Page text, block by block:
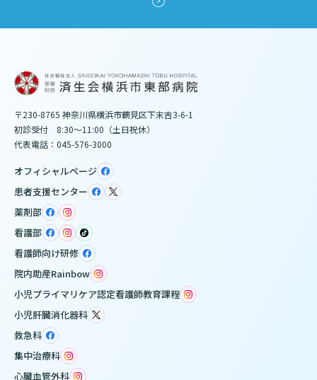
〒230-8765 神奈川県横浜市鶴見区下末吉3-6-1
初診受付 8:30～11:00（土日祝休）
代表電話：045-576-3000
オフィシャルページ
患者支援センター
薬剤部
看護部
看護師向け研修
院内助産Rainbow
小児プライマリケア認定看護師教育課程
小児肝臓消化器科
救急科
集中治療科
心臓血管外科